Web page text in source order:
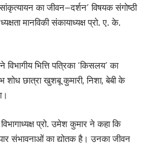
का जीवन–दर्शन’ विषयक संगोष्ठी
मानविकी संकायाध्यक्ष प्रो. ए. के.
भित्ति पत्रिका ‘किसलय’ का
शोध छात्रा खुशबू कुमारी, निशा, बेबी के
विभागाध्यक्ष प्रो. उमेश कुमार ने कहा कि
संभावनाओं का द्योतक है। उनका जीवन